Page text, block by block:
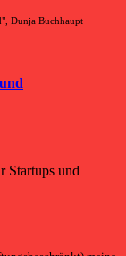
Dunja Buchhaupt
Startups und